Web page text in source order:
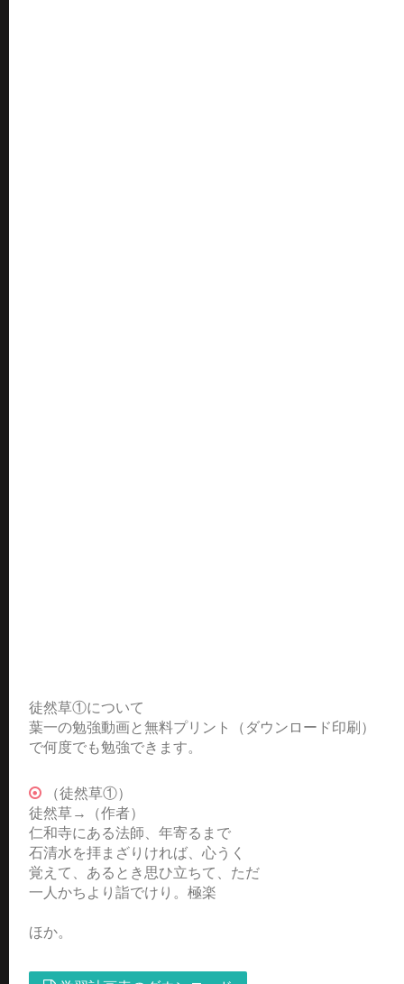
徒然草①について
葉一の勉強動画と無料プリント（ダウンロード印刷）
で何度でも勉強できます。
（徒然草①）
徒然草→（作者）
仁和寺にある法師、年寄るまで
石清水を拝まざりければ、心うく
覚えて、あるとき思ひ立ちて、ただ
一人かちより詣でけり。極楽
ほか。